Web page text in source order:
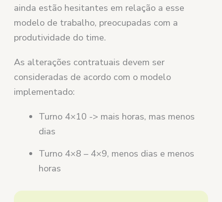
ainda estão hesitantes em relação a esse
modelo de trabalho, preocupadas com a
produtividade do time.
As alterações contratuais devem ser
consideradas de acordo com o modelo
implementado:
Turno 4×10 -> mais horas, mas menos
dias
Turno 4×8 – 4×9, menos dias e menos
horas